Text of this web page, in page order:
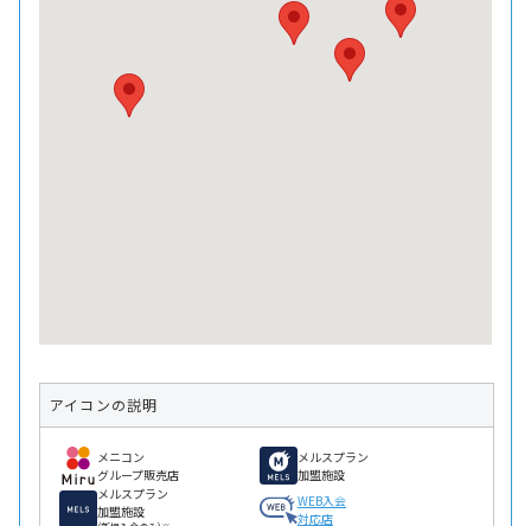
アイコンの説明
メニコン
グループ販売店
メルスプラン
加盟施設
メルスプラン
加盟施設
WEB入会
対応店